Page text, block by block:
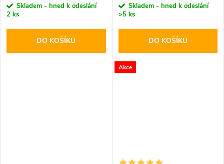
Skladem - hned k odeslání
2 ks
DO KOŠÍKU
Skladem - hned k odeslání
>5 ks
DO KOŠÍKU
Akce